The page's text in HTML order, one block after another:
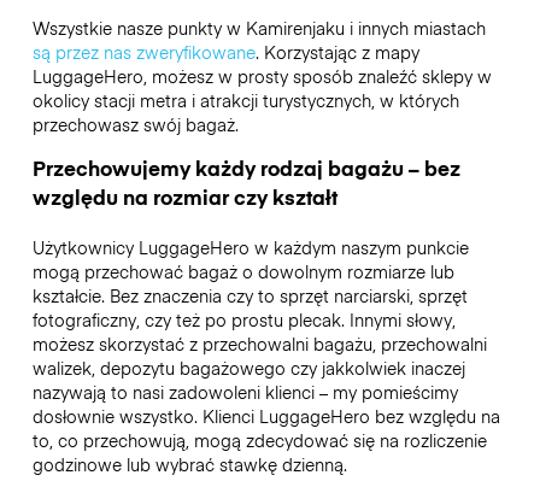
Wszystkie nasze punkty w Kamirenjaku i innych miastach
są przez nas zweryfikowane. Korzystając z mapy
LuggageHero, możesz w prosty sposób znaleźć sklepy w
okolicy stacji metra i atrakcji turystycznych, w których
przechowasz swój bagaż.
Przechowujemy każdy rodzaj bagażu – bez
względu na rozmiar czy kształt
Użytkownicy LuggageHero w każdym naszym punkcie
mogą przechować bagaż o dowolnym rozmiarze lub
kształcie. Bez znaczenia czy to sprzęt narciarski, sprzęt
fotograficzny, czy też po prostu plecak. Innymi słowy,
możesz skorzystać z przechowalni bagażu, przechowalni
walizek, depozytu bagażowego czy jakkolwiek inaczej
nazywają to nasi zadowoleni klienci – my pomieścimy
dosłownie wszystko. Klienci LuggageHero bez względu na
to, co przechowują, mogą zdecydować się na rozliczenie
godzinowe lub wybrać stawkę dzienną.